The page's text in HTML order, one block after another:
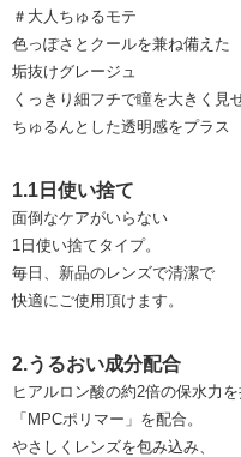
＃大人ちゅるモテ
色っぽさとクールを兼ね備えた
垢抜けグレージュ
くっきり細フチで瞳を大きく見
ちゅるんとした透明感をプラス
1.1日使い捨て
面倒なケアがいらない
1日使い捨てタイプ。
毎日、新品のレンズで清潔で
快適にご使用頂けます。
2.うるおい成分配合
ヒアルロン酸の約2倍の保水力
「MPCポリマー」を配合。
やさしくレンズを包み込み、